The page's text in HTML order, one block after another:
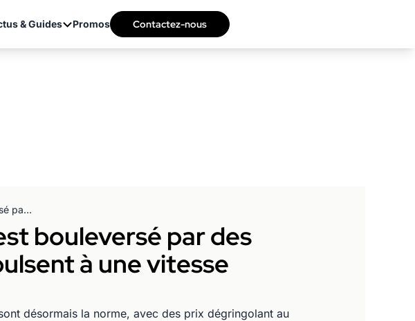
& Guides Promos Contactez-nous
Ce matin, le monde des forfaits 5G est bouleversé par des offres exceptionnelles qui vous propulsent à une vitesse grand... G !
bouleversé par des
à une vitesse
désormais la norme, avec des prix dégringolant au